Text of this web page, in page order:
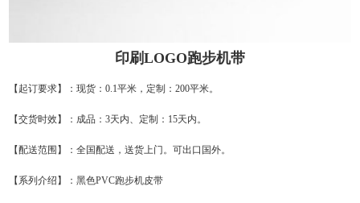
印刷LOGO跑步机带
【起订要求】：现货：0.1平米，定制：200平米。
【交货时效】：成品：3天内、定制：15天内。
【配送范围】：全国配送，送货上门。可出口国外。
【系列介绍】：黑色PVC跑步机皮带